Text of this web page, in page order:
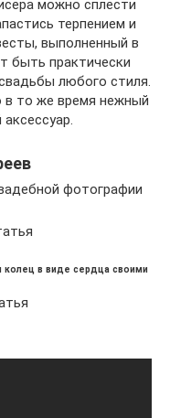
можно сплести
терпением и
выполненный в
быть практически
любого стиля.
в то же время нежный
фотографии
в виде сердца своими